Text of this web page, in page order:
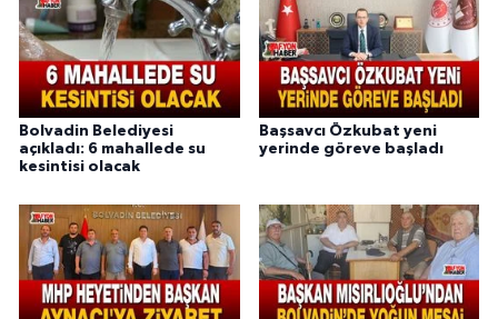
Bolvadin Belediyesi
açıkladı: 6 mahallede su
kesintisi olacak
Başsavcı Özkubat yeni
yerinde göreve başladı